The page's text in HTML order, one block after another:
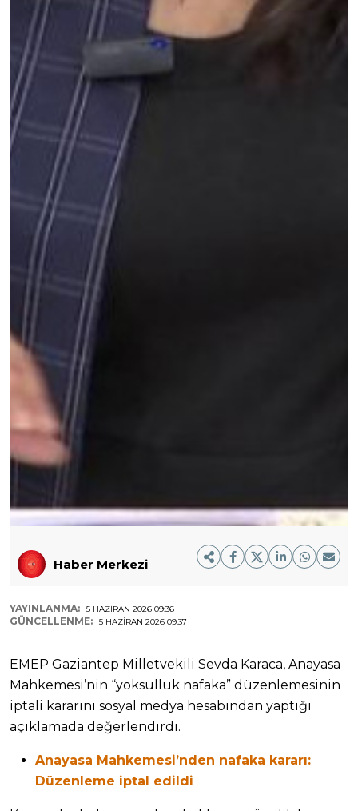
Haber Merkezi
YAYINLANMA: 5 HAZIRAN 2026 09:36
GÜNCELLENME: 5 HAZIRAN 2026 09:37
EMEP Gaziantep Milletvekili Sevda Karaca, Anayasa
Mahkemesi’nin “yoksulluk nafaka” düzenlemesinin
iptali kararını sosyal medya hesabından yaptığı
açıklamada değerlendirdi.
Anayasa Mahkemesi’nden nafaka kararı:
Düzenleme iptal edildi